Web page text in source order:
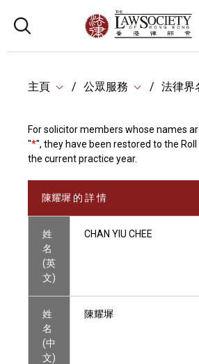
主頁 公眾服務 法律界
For solicitor members whose names
"*", they have been restored to the
the current practice year.
陳耀墀 的 詳 情
姓
名
(英
文)
CHAN YIU CHEE
姓
名
(中
文)
陳耀墀